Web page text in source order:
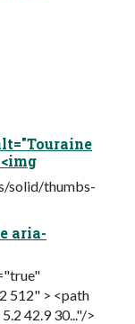
solid/thumbs-
aria-
512" > <path
42.9 30..."/>